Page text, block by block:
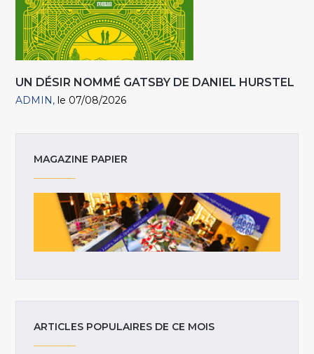
UN DÉSIR NOMMÉ GATSBY DE DANIEL HURSTEL
ADMIN le 07/08/2026
MAGAZINE PAPIER
ARTICLES POPULAIRES DE CE MOIS